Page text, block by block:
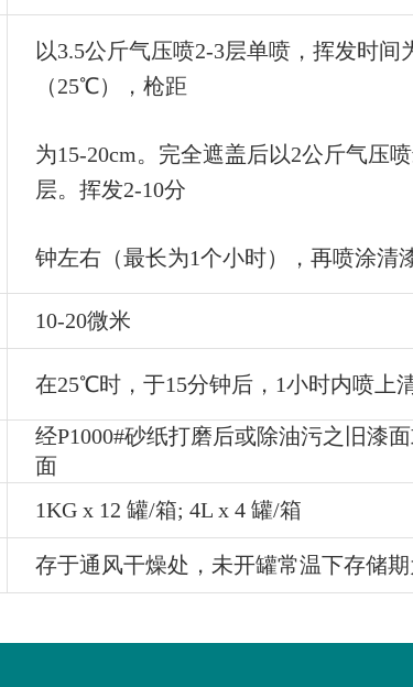
以3.5公斤气压喷2-3层单喷，挥发时间
（25℃），枪距
为15-20cm。完全遮盖后以2公斤气压
层。挥发2-10分
钟左右（最长为1个小时），再喷涂清
10-20微米
在25℃时，于15分钟后，1小时内喷上
经P1000#砂纸打磨后或除油污之旧漆
面
1KG x 12 罐/箱; 4L x 4 罐/箱
存于通风干燥处，未开罐常温下存储